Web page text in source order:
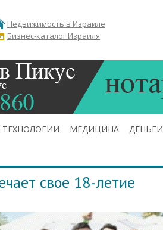
Недвижимость в Израиле
Бизнес-каталог Израиля
ТЕХНОЛОГИИ МЕДИЦИНА ДЕНЬГИ
свое 18-летие